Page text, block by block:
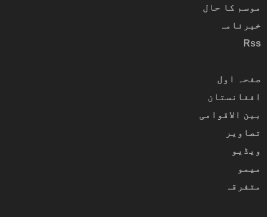
موسم کا حال
خبرنامہ
Rss
صفحہ اول
افغانستان
بین الاقوامی
تصاویر
ویڈیو
میمو
متفرقہ